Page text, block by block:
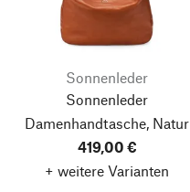
Sonnenleder
Sonnenleder
Damenhandtasche, Natur
419,00 €
+ weitere Varianten